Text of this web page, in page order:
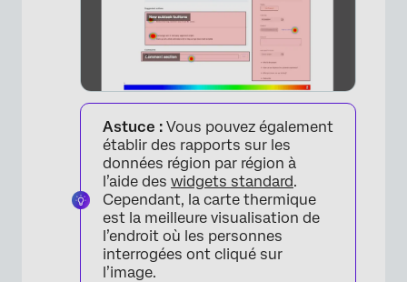
Astuce : Vous pouvez également
établir des rapports sur les
données région par région à
l’aide des widgets standard.
Cependant, la carte thermique
est la meilleure visualisation de
l’endroit où les personnes
interrogées ont cliqué sur
l’image.